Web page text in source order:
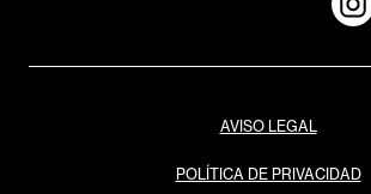
AVISO LEGAL
POLÍTICA DE PRIVACIDAD